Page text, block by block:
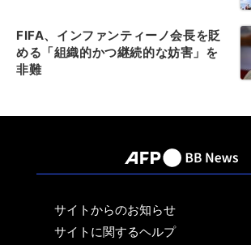
FIFA、インファンティーノ会長を貶
める「組織的かつ継続的な妨害」を
非難
サイトからのお知らせ
サイトに関するヘルプ